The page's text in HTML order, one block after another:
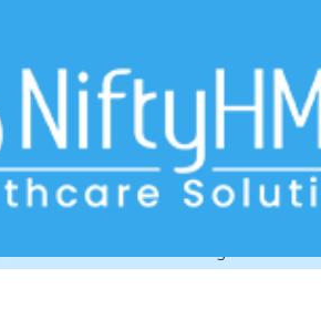
Assessment Form